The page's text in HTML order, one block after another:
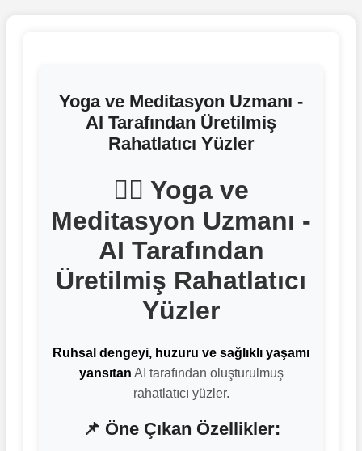
Yoga ve Meditasyon Uzmanı -
AI Tarafından Üretilmiş
Rahatlatıcı Yüzler
🧘‍♀️ Yoga ve
Meditasyon Uzmanı -
AI Tarafından
Üretilmiş Rahatlatıcı
Yüzler
Ruhsal dengeyi, huzuru ve sağlıklı yaşamı
yansıtan AI tarafından oluşturulmuş
rahatlatıcı yüzler.
📌 Öne Çıkan Özellikler: